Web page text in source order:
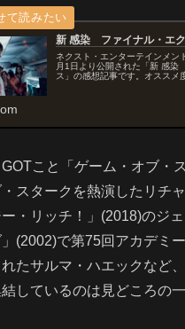
新 感染 ファイナル・エ
ネクスト・エンターテインメン
月1日より公開された「新 感
ス」の感想記事です。オススメ
こと「ゲーム・オブ・
スタークを熱演したリチ
ー・リッチ！」(2018)のジ
」(2002)で第75回アカデミ
れたサルマ・ハエックなど
しているのは見どころの一